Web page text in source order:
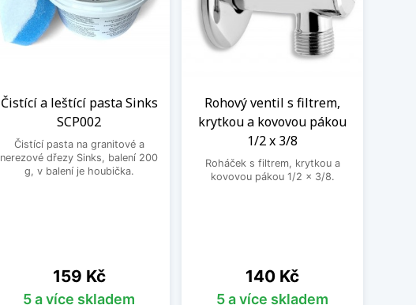
Čistící a leštící pasta Sinks
SCP002
Čistící pasta na granitové a
nerezové dřezy Sinks, balení 200
g, v balení je houbička.
Cena
159 Kč
5 a více skladem
Rohový ventil s filtrem,
krytkou a kovovou pákou
1/2 x 3/8
Roháček s filtrem, krytkou a
kovovou pákou 1/2 x 3/8.
Cena
140 Kč
5 a více skladem